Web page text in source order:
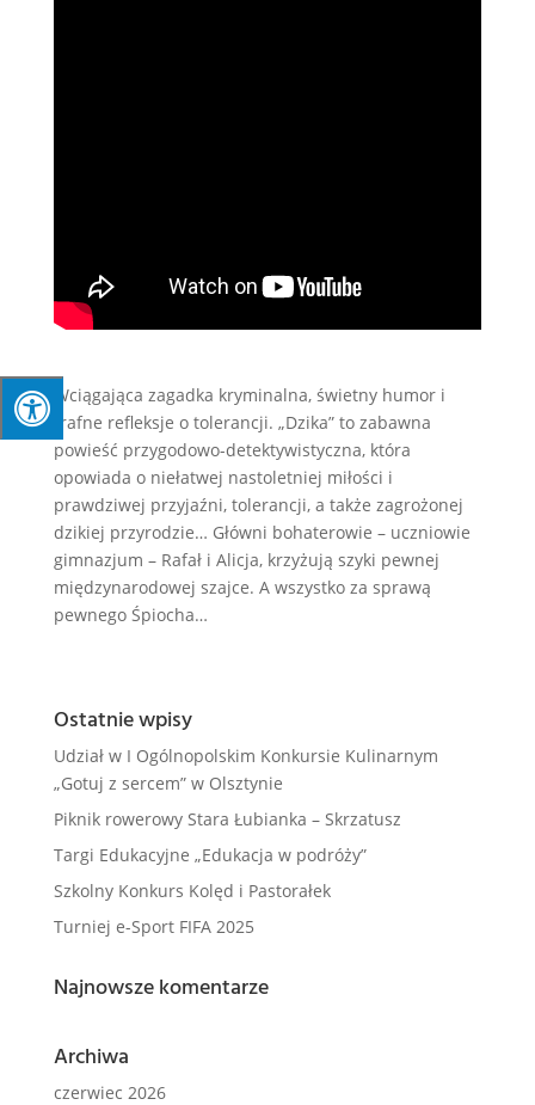
Wciągająca zagadka kryminalna, świetny humor i
trafne refleksje o tolerancji. „Dzika” to zabawna
powieść przygodowo-detektywistyczna, która
opowiada o niełatwej nastoletniej miłości i
prawdziwej przyjaźni, tolerancji, a także zagrożonej
dzikiej przyrodzie… Główni bohaterowie – uczniowie
gimnazjum – Rafał i Alicja, krzyżują szyki pewnej
międzynarodowej szajce. A wszystko za sprawą
pewnego Śpiocha…
Ostatnie wpisy
Udział w I Ogólnopolskim Konkursie Kulinarnym
„Gotuj z sercem” w Olsztynie
Piknik rowerowy Stara Łubianka – Skrzatusz
Targi Edukacyjne „Edukacja w podróży”
Szkolny Konkurs Kolęd i Pastorałek
Turniej e-Sport FIFA 2025
Najnowsze komentarze
Archiwa
czerwiec 2026